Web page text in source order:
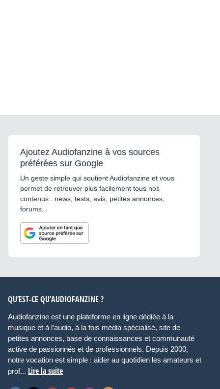
Ajoutez Audiofanzine à vos sources
préférées sur Google
Un geste simple qui soutient Audiofanzine et vous
permet de retrouver plus facilement tous nos
contenus : news, tests, avis, petites annonces,
forums...
QU’EST-CE QU’AUDIOFANZINE ?
Audiofanzine est une plateforme en ligne dédiée à la
musique et à l’audio, à la fois média spécialisé, site de
petites annonces, base de connaissances et communauté
active de passionnés et de professionnels. Depuis 2000,
notre vocation est simple : aider au quotidien les amateurs et
prof... Lire la suite